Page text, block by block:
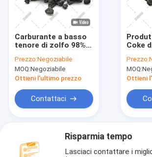
Carburante a basso
tenore di zolfo 98%
petrolio
Prezzo:Negoziabile
MOQ:Negoziabile
Ottieni l'ultimo prezzo
Contattaci
Coke
grafite
Prezzo:
MOQ:
Ottieni
Risparmia tempo
Lasciaci contattare i